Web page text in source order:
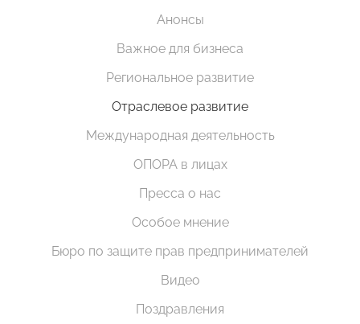
Анонсы
Важное для бизнеса
Региональное развитие
Отраслевое развитие
Международная деятельность
ОПОРА в лицах
Пресса о нас
Особое мнение
Бюро по защите прав предпринимателей
Видео
Поздравления